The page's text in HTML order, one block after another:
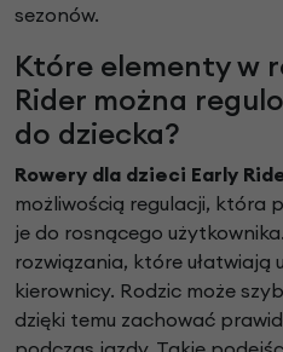
sezonów.
Które elementy w
Rider można
do dziecka?
Rowery dla dzieci Early
możliwością regulacji, która
je do rosnącego
rozwiązania, które ułatwiają
kierownicy. Rodzic może
dzięki temu zachować